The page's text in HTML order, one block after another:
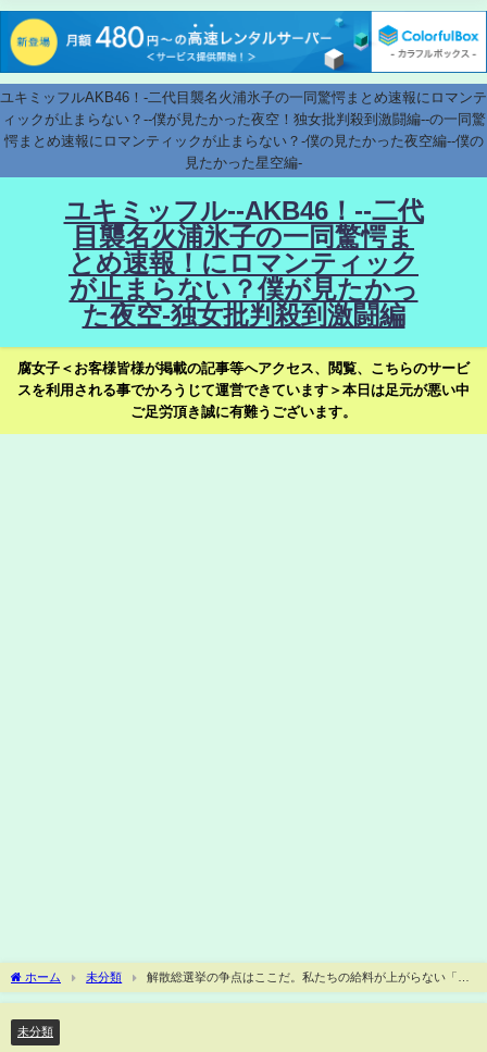
ユキミッフルAKB46！-二代目襲名火浦氷子の一同驚愕まとめ速報にロマンテ
ィックが止まらない？--僕が見たかった夜空！独女批判殺到激闘編--の一同驚
愕まとめ速報にロマンティックが止まらない？-僕の見たかった夜空編--僕の
見たかった星空編-
ユキミッフル--AKB46！--二代
目襲名火浦氷子の一同驚愕ま
とめ速報！にロマンティック
が止まらない？僕が見たかっ
た夜空-独女批判殺到激闘編
腐女子＜お客様皆様が掲載の記事等へアクセス、閲覧、こちらのサービ
スを利用される事でかろうじて運営できています＞本日は足元が悪い中
ご足労頂き誠に有難うございます。
ホーム 未分類
解散総選挙の争点はここだ。私たちの給料が上がらない「真
犯人」…#解散総選挙 #消費税減税 #藤井聡 #石原伸晃
未分類